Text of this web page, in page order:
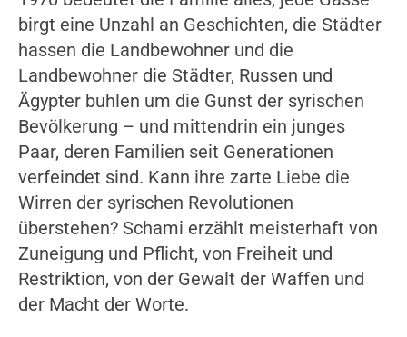
birgt eine Unzahl an Geschichten, die Städter
hassen die Landbewohner und die
Landbewohner die Städter, Russen und
Ägypter buhlen um die Gunst der syrischen
Bevölkerung – und mittendrin ein junges
Paar, deren Familien seit Generationen
verfeindet sind. Kann ihre zarte Liebe die
Wirren der syrischen Revolutionen
überstehen? Schami erzählt meisterhaft von
Zuneigung und Pflicht, von Freiheit und
Restriktion, von der Gewalt der Waffen und
der Macht der Worte.